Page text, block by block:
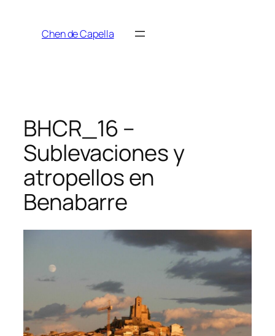
contenidoChen de Capella
BHCR_16 –
Sublevaciones y
atropellos en
Benabarre